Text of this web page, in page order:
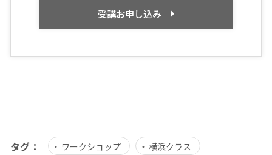
受講お申し込み
タグ： ワークショップ
横浜クラス